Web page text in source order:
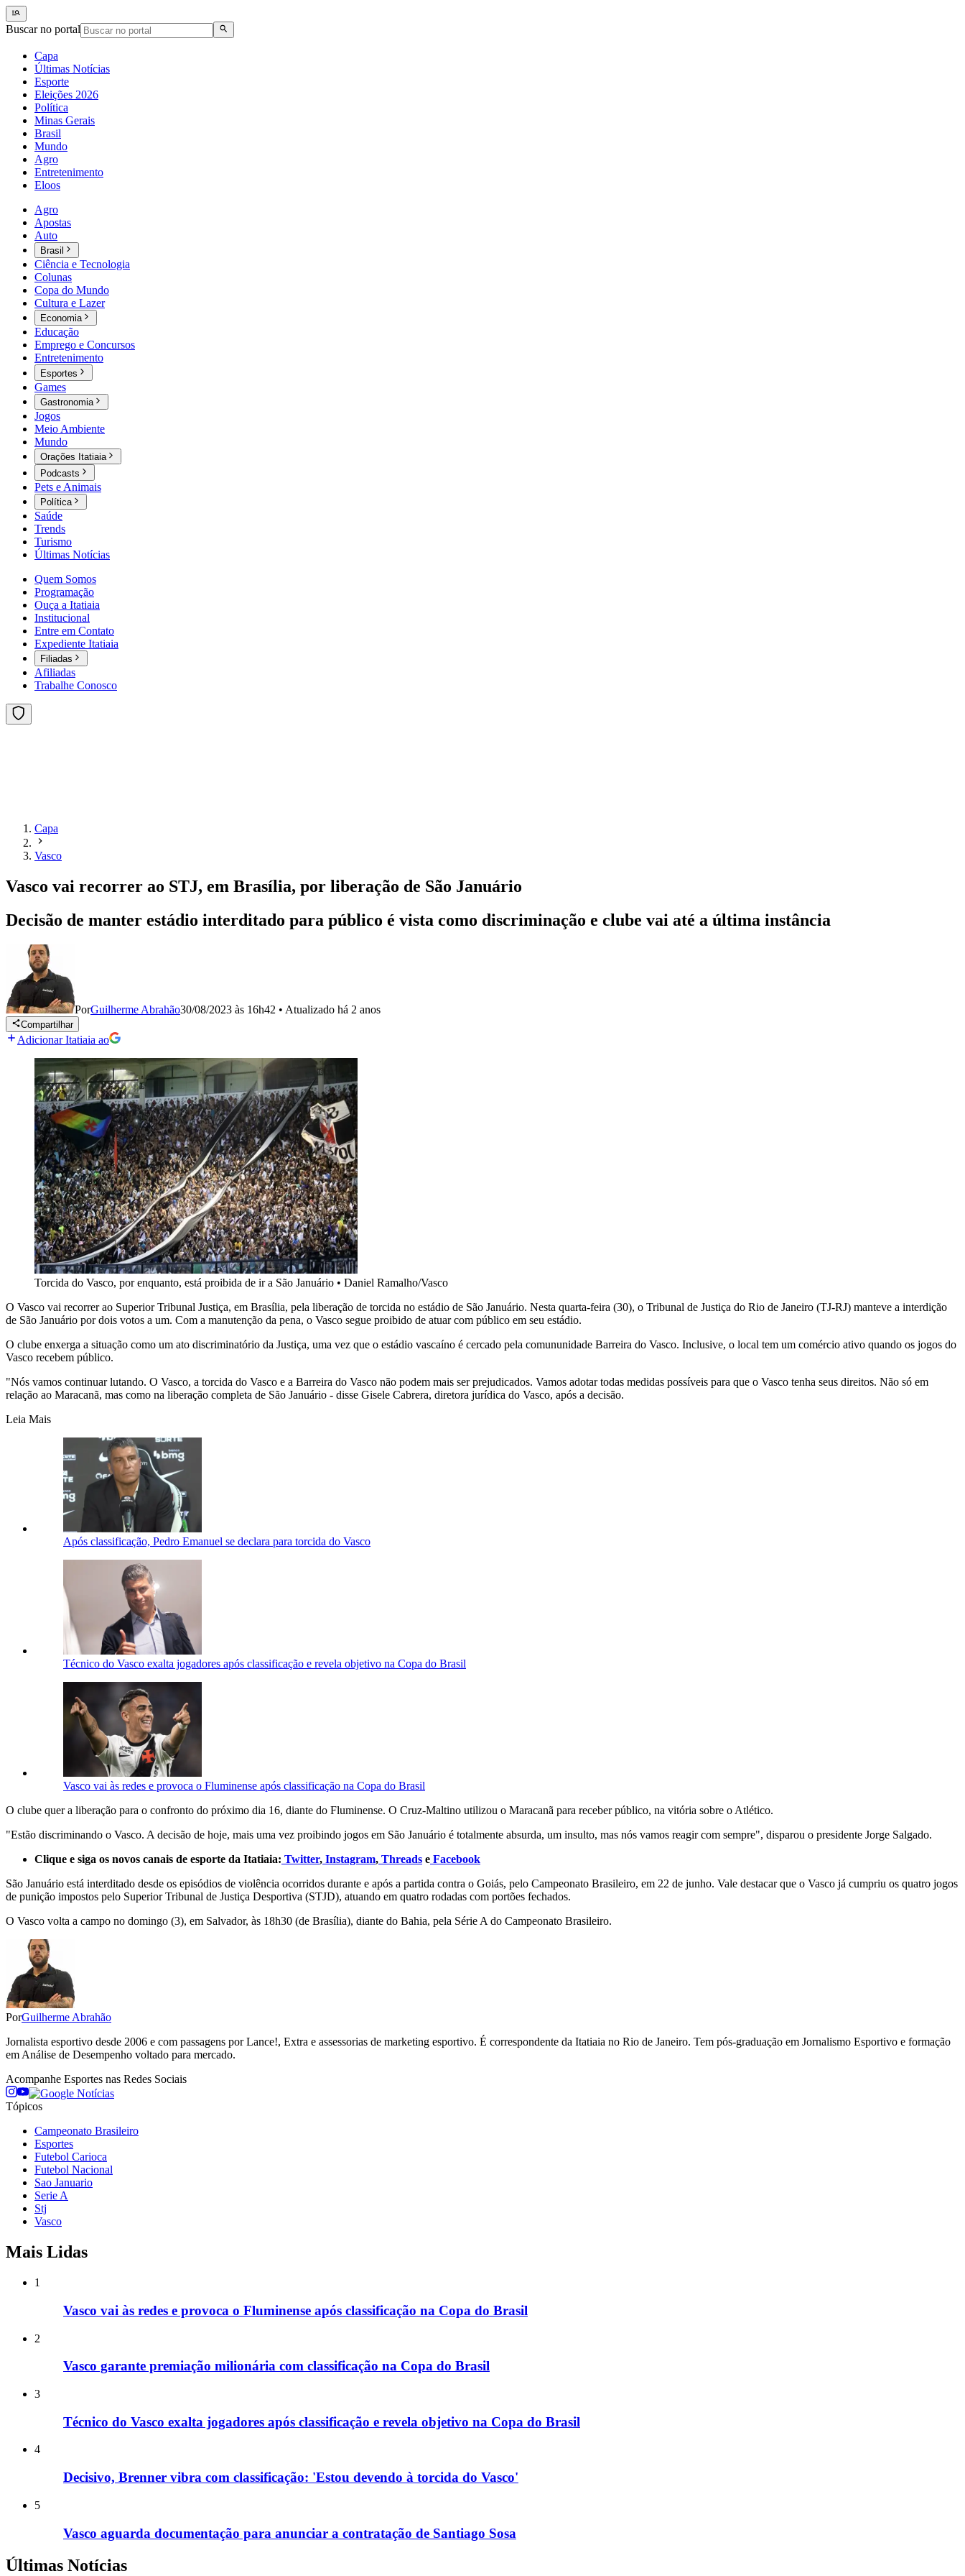
Buscar no portal
Capa
Últimas Notícias
Esporte
Eleições 2026
Política
Minas Gerais
Brasil
Mundo
Agro
Entretenimento
Eloos
Agro
Apostas
Auto
Brasil
Ciência e Tecnologia
Colunas
Copa do Mundo
Cultura e Lazer
Economia
Educação
Emprego e Concursos
Entretenimento
Esportes
Games
Gastronomia
Jogos
Meio Ambiente
Mundo
Orações Itatiaia
Podcasts
Pets e Animais
Política
Saúde
Trends
Turismo
Últimas Notícias
Quem Somos
Programação
Ouça a Itatiaia
Institucional
Entre em Contato
Expediente Itatiaia
Filiadas
Afiliadas
Trabalhe Conosco
Capa
Vasco
Vasco vai recorrer ao STJ, em Brasília, por liberação de São Januário
Decisão de manter estádio interditado para público é vista como discriminação e clube vai até a última instância
PorGuilherme Abrahão30/08/2023 às 16h42 • Atualizado há 2 anos
Compartilhar
Adicionar Itatiaia ao
Torcida do Vasco, por enquanto, está proibida de ir a São Januário • Daniel Ramalho/Vasco
O Vasco vai recorrer ao Superior Tribunal Justiça, em Brasília, pela liberação de torcida no estádio de São Januário. Nesta quarta-feira (30), o Tribunal de Justiça do Rio de Janeiro (TJ-RJ) manteve a interdição
de São Januário por dois votos a um. Com a manutenção da pena, o Vasco segue proibido de atuar com público em seu estádio.
O clube enxerga a situação como um ato discriminatório da Justiça, uma vez que o estádio vascaíno é cercado pela comununidade Barreira do Vasco. Inclusive, o local tem um comércio ativo quando os jogos do
Vasco recebem público.
"Nós vamos continuar lutando. O Vasco, a torcida do Vasco e a Barreira do Vasco não podem mais ser prejudicados. Vamos adotar todas medidas possíveis para que o Vasco tenha seus direitos. Não só em
relação ao Maracanã, mas como na liberação completa de São Januário - disse Gisele Cabrera, diretora jurídica do Vasco, após a decisão.
Leia Mais
Após classificação, Pedro Emanuel se declara para torcida do Vasco
Técnico do Vasco exalta jogadores após classificação e revela objetivo na Copa do Brasil
Vasco vai às redes e provoca o Fluminense após classificação na Copa do Brasil
O clube quer a liberação para o confronto do próximo dia 16, diante do Fluminense. O Cruz-Maltino utilizou o Maracanã para receber público, na vitória sobre o Atlético.
"Estão discriminando o Vasco. A decisão de hoje, mais uma vez proibindo jogos em São Januário é totalmente absurda, um insulto, mas nós vamos reagir com sempre", disparou o presidente Jorge Salgado.
Clique e siga os novos canais de esporte da Itatiaia: Twitter, Instagram, Threads e Facebook
São Januário está interditado desde os episódios de violência ocorridos durante e após a partida contra o Goiás, pelo Campeonato Brasileiro, em 22 de junho. Vale destacar que o Vasco já cumpriu os quatro jogos
de punição impostos pelo Superior Tribunal de Justiça Desportiva (STJD), atuando em quatro rodadas com portões fechados.
O Vasco volta a campo no domingo (3), em Salvador, às 18h30 (de Brasília), diante do Bahia, pela Série A do Campeonato Brasileiro.
PorGuilherme Abrahão
Jornalista esportivo desde 2006 e com passagens por Lance!, Extra e assessorias de marketing esportivo. É correspondente da Itatiaia no Rio de Janeiro. Tem pós-graduação em Jornalismo Esportivo e formação
em Análise de Desempenho voltado para mercado.
Acompanhe Esportes nas Redes Sociais
Tópicos
Campeonato Brasileiro
Esportes
Futebol Carioca
Futebol Nacional
Sao Januario
Serie A
Stj
Vasco
Mais Lidas
1
Vasco vai às redes e provoca o Fluminense após classificação na Copa do Brasil
2
Vasco garante premiação milionária com classificação na Copa do Brasil
3
Técnico do Vasco exalta jogadores após classificação e revela objetivo na Copa do Brasil
4
Decisivo, Brenner vibra com classificação: 'Estou devendo à torcida do Vasco'
5
Vasco aguarda documentação para anunciar a contratação de Santiago Sosa
Últimas Notícias